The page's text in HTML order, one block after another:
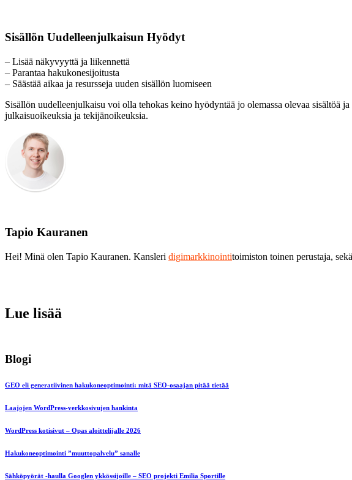
Sisällön Uudelleenjulkaisun Hyödyt
– Lisää näkyvyyttä ja liikennettä
– Parantaa hakukonesijoitusta
– Säästää aikaa ja resursseja uuden sisällön luomiseen
Sisällön uudelleenjulkaisu voi olla tehokas keino hyödyntää jo olemassa olevaa sisältöä
julkaisuoikeuksia ja tekijänoikeuksia.
Tapio Kauranen
Hei! Minä olen Tapio Kauranen. Kansleri digimarkkinointitoimiston toinen perustaja,
Lue lisää
Blogi
GEO eli generatiivinen hakukoneoptimointi: mitä SEO-osaajan pitää tietää
Laajojen WordPress-verkkosivujen hankinta
WordPress kotisivut – Opas aloittelijalle 2026
Hakukoneoptimointi ”muuttopalvelu” sanalle
Sähköpyörät -haulla Googlen ykkössijoille – SEO projekti Emilia Sportille